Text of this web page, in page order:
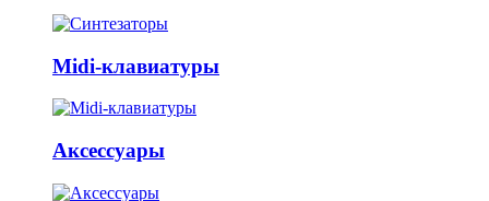
Midi-клавиатуры
Аксессуары